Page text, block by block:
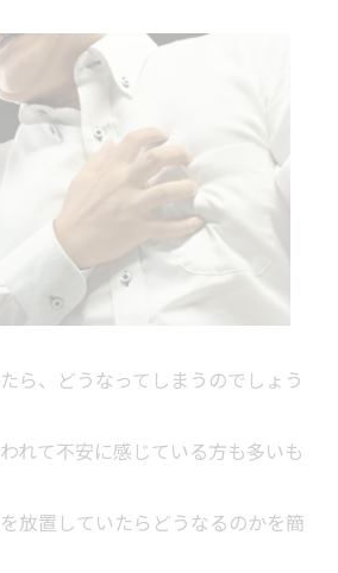
ら、どうなってしまうのでしょう
れて不安に感じている方も多いも
放置していたらどうなるのかを簡